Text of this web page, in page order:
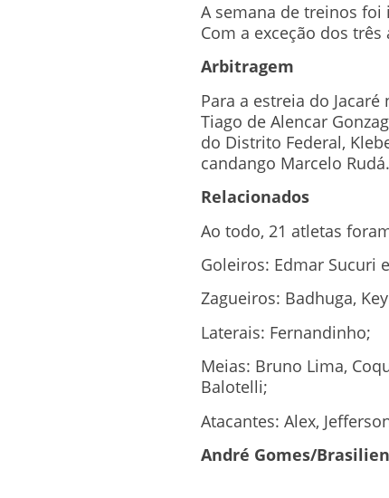
A semana de treinos foi
Com a exceção dos
Arbitragem
Para a estreia do
Tiago de Alencar
do Distrito Federal,
candango Marcelo Rudá.
Relacionados
Ao todo, 21 atletas
Goleiros: Edmar Sucuri
Zagueiros: Badhuga,
Laterais: Fernandinho;
Meias: Bruno Lima,
Balotelli;
Atacantes: Alex,
André Gomes/